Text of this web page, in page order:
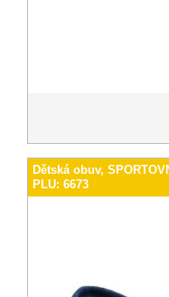
Dětská obuv,
PLU: 6673